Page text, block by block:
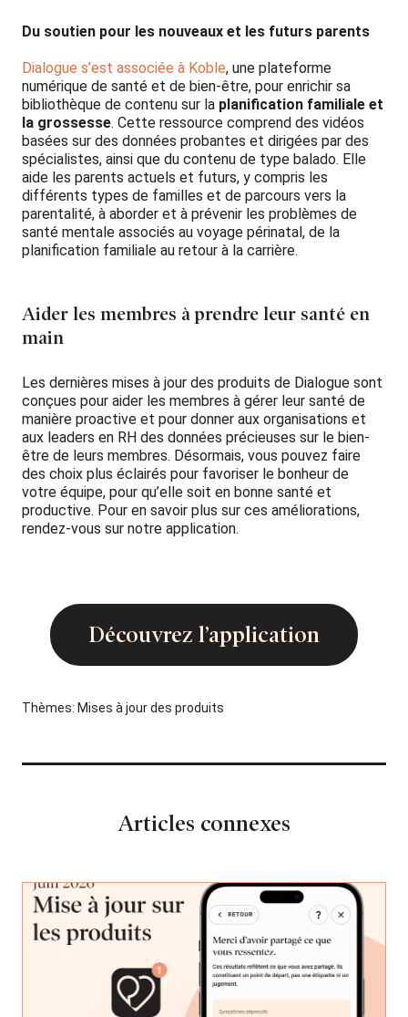
Du soutien pour les nouveaux et les futurs parents
Dialogue s’est associée à Koble, une plateforme
numérique de santé et de bien-être, pour enrichir sa
bibliothèque de contenu sur la planification familiale et
la grossesse. Cette ressource comprend des vidéos
basées sur des données probantes et dirigées par des
spécialistes, ainsi que du contenu de type balado. Elle
aide les parents actuels et futurs, y compris les
différents types de familles et de parcours vers la
parentalité, à aborder et à prévenir les problèmes de
santé mentale associés au voyage périnatal, de la
planification familiale au retour à la carrière.
Aider les membres à prendre leur santé en
main
Les dernières mises à jour des produits de Dialogue sont
conçues pour aider les membres à gérer leur santé de
manière proactive et pour donner aux organisations et
aux leaders en RH des données précieuses sur le bien-
être de leurs membres. Désormais, vous pouvez faire
des choix plus éclairés pour favoriser le bonheur de
votre équipe, pour qu’elle soit en bonne santé et
productive. Pour en savoir plus sur ces améliorations,
rendez-vous sur notre application.
Découvrez l’application
Thèmes: Mises à jour des produits
Articles connexes